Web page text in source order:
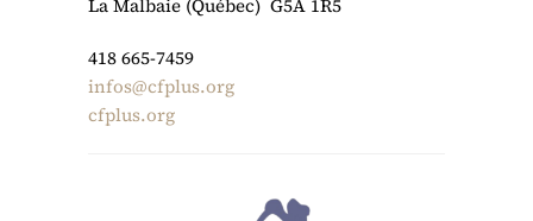
La Malbaie (Québec) G5A 1R5
418 665-7459
infos@cfplus.org
cfplus.org